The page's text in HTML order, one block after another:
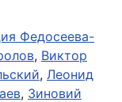
Федосеева-
, Виктор
, Леонид
, Зиновий